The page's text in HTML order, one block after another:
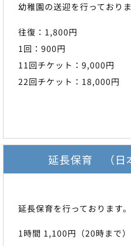
幼稚園の送迎を行っておりま
往復：1,800円
1回：900円
11回チケット：9,000円
22回チケット：18,000円
延長保育 （日
延長保育を行っております。
1時間 1,100円（20時まで）